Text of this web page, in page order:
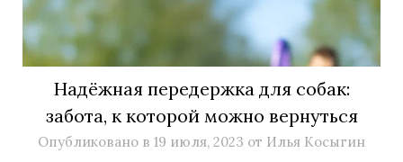
Надёжная передержка для собак:
забота, к которой можно вернуться
Опубликовано в 19 июля, 2023 от Илья Косыгин